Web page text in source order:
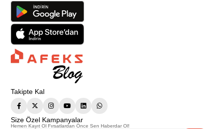
Takipte Kal
Size Özel Kampanyalar
Hemen Kayıt Ol Fırsatlardan Önce Sen Haberdar Ol!